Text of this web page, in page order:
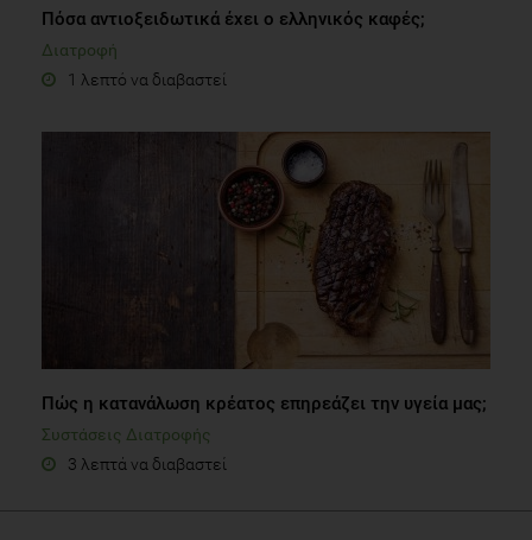
Πόσα αντιοξειδωτικά έχει ο ελληνικός καφές;
Διατροφή
1 λεπτό να διαβαστεί
Πώς η κατανάλωση κρέατος επηρεάζει την υγεία μας;
Συστάσεις Διατροφής
3 λεπτά να διαβαστεί